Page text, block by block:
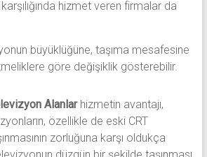
hizmet veren firmalar da
büyüklüğüne, taşıma mesafesine
göre değişiklik gösterebilir.
Alanlarhizmetin avantajı,
özellikle de eski CRT
zorluğuna karşı oldukça
düzgün bir şekilde taşınması